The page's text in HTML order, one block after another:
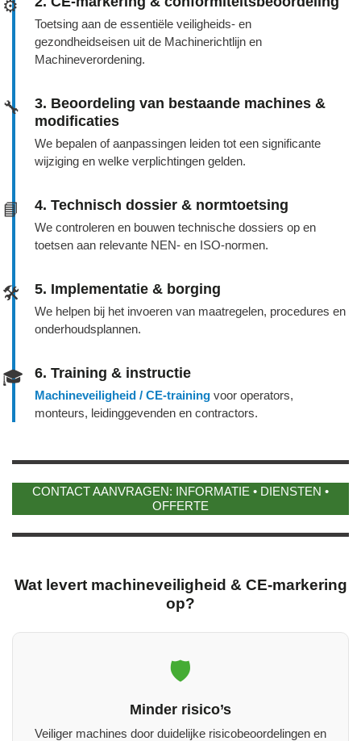
⚙️
Toetsing aan de essentiële veiligheids- en
gezondheidseisen uit de Machinerichtlijn en
Machineverordening.
🔧
3. Beoordeling van bestaande machines &
modificaties
We bepalen of aanpassingen leiden tot een significante
wijziging en welke verplichtingen gelden.
📘 4. Technisch dossier & normtoetsing
We controleren en bouwen technische dossiers op en
toetsen aan relevante NEN‑ en ISO‑normen.
🛠️ 5. Implementatie & borging
We helpen bij het invoeren van maatregelen, procedures en
onderhoudsplannen.
🎓 6. Training & instructie
Machineveiligheid / CE‑training voor operators,
monteurs, leidinggevenden en contractors.
CONTACT AANVRAGEN: INFORMATIE • DIENSTEN •
OFFERTE
Wat levert machineveiligheid & CE‑markering
op?
🛡️
Minder risico’s
Veiliger machines door duidelijke risicobeoordelingen en